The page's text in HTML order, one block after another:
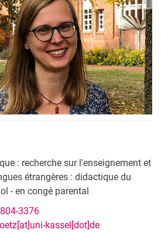
: recherche sur l'enseignement et
étrangères : didactique du
- en congé parental
3376
kassel[dot]de